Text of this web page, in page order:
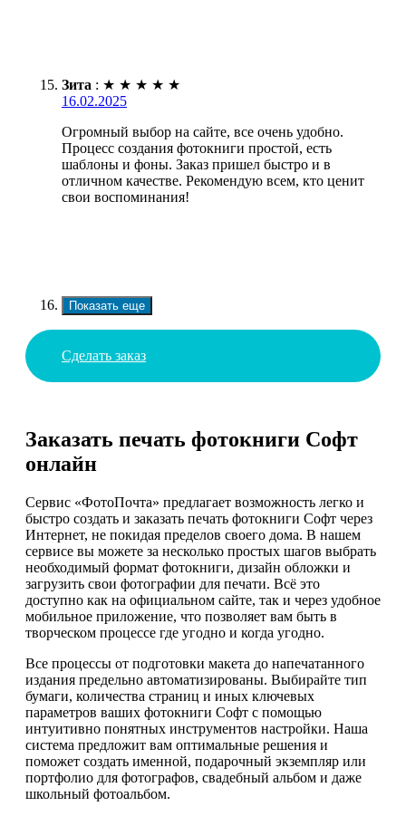
Зита : ★ ★ ★ ★ ★
16.02.2025
Огромный выбор на сайте, все очень удобно.
Процесс создания фотокниги простой, есть
шаблоны и фоны. Заказ пришел быстро и в
отличном качестве. Рекомендую всем, кто ценит
свои воспоминания!
Показать еще
Сделать заказ
Заказать печать фотокниги Софт
онлайн
Сервис «ФотоПочта» предлагает возможность легко и
быстро создать и заказать печать фотокниги Софт через
Интернет, не покидая пределов своего дома. В нашем
сервисе вы можете за несколько простых шагов выбрать
необходимый формат фотокниги, дизайн обложки и
загрузить свои фотографии для печати. Всё это
доступно как на официальном сайте, так и через удобное
мобильное приложение, что позволяет вам быть в
творческом процессе где угодно и когда угодно.
Все процессы от подготовки макета до напечатанного
издания предельно автоматизированы. Выбирайте тип
бумаги, количества страниц и иных ключевых
параметров ваших фотокниги Софт с помощью
интуитивно понятных инструментов настройки. Наша
система предложит вам оптимальные решения и
поможет создать именной, подарочный экземпляр или
портфолио для фотографов, свадебный альбом и даже
школьный фотоальбом.